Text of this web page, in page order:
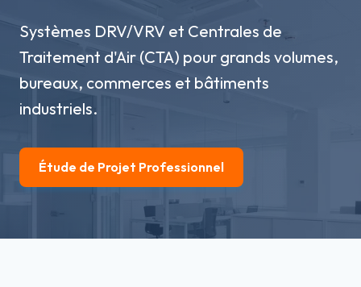
Systèmes DRV/VRV et Centrales de
Traitement d'Air (CTA) pour grands volumes,
bureaux, commerces et bâtiments
industriels.
Étude de Projet Professionnel